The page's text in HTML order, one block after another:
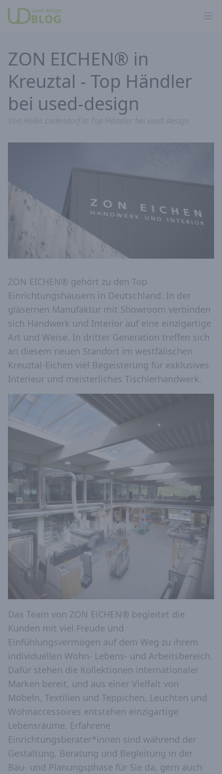
ZON EICHEN® in
Kreuztal - Top Händler
bei used-design
ZON EICHEN® gehört zu den Top
Einrichtungshäusern in Deutschland. In der
gläsernen Manufaktur mit Showroom verbinden
sich Handwerk und Interior auf eine einzigartige
Art und Weise. In dritter Generation treffen sich
an diesem neuen Standort im westfälischen
Kreuztal-Eichen viel Begeisterung für exklusives
Interieur und meisterliches Tischlerhandwerk.
Das Team von ZON EiCHEN® begleitet die
Kunden mit viel Freude und
Einfühlungsvermögen auf dem Weg zu ihrem
individuellen Wohn- Lebens- und Arbeitsbereich.
Dafür stehen die Kollektionen internationaler
Marken bereit, und aus einer Vielfalt von
Möbeln, Textilien und Teppichen, Leuchten und
Wohnaccessoires entstehen einzigartige
Lebensräume. Erfahrene
Einrichtungsberater*innen sind während der
Gestaltung, Beratung und Begleitung in der
Bau- und Planungsphase für Sie da, gern auch